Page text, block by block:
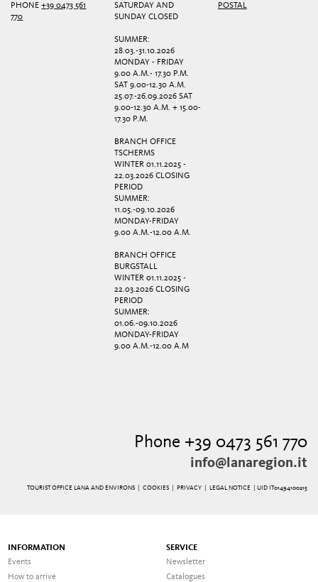
PHONE+39 0473 561
770
SATURDAY AND
SUNDAY CLOSED
SUMMER:
28.03.-31.10.2026
MONDAY - FRIDAY
9.00 A.M.- 17.30 P.M.
SAT 9.00-12.30 A.M.
25.07.-26.09.2026 SAT
9.00-12.30 A.M. + 15.00-
17.30 P.M.
BRANCH OFFICE
TSCHERMS
WINTER 01.11.2025 -
22.03.2026 CLOSING
PERIOD
SUMMER:
11.05.-09.10.2026
MONDAY-FRIDAY
9.00 A.M.-12.00 A.M.
BRANCH OFFICE
BURGSTALL
WINTER 01.11.2025 -
22.03.2026 CLOSING
PERIOD
SUMMER:
01.06.-09.10.2026
MONDAY-FRIDAY
9.00 A.M.-12.00 A.M
POSTAL
Phone +39 0473 561 770
info@lanaregion.it
TOURIST OFFICE LANA AND ENVIRONS | COOKIES| PRIVACY| LEGAL NOTICE | UID IT01494100215
INFORMATION
Events
How to arrive
SERVICE
Newsletter
Catalogues